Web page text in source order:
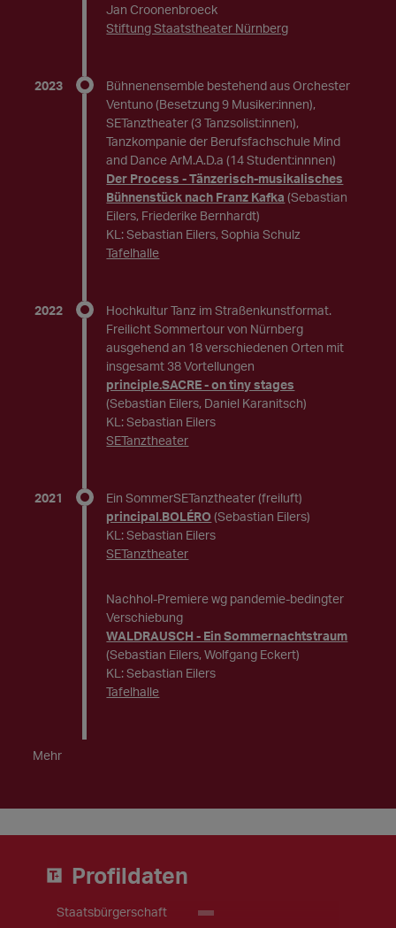
Jan Croonenbroeck
Stiftung Staatstheater Nürnberg
2023
Bühnenensemble bestehend aus Orchester
Ventuno (Besetzung 9 Musiker:innen),
SETanztheater (3 Tanzsolist:innen),
Tanzkompanie der Berufsfachschule Mind
and Dance ArM.A.D.a (14 Student:innnen)
Der Process - Tänzerisch-musikalisches
Bühnenstück nach Franz Kafka (Sebastian
Eilers, Friederike Bernhardt)
KL: Sebastian Eilers, Sophia Schulz
Tafelhalle
2022
Hochkultur Tanz im Straßenkunstformat.
Freilicht Sommertour von Nürnberg
ausgehend an 18 verschiedenen Orten mit
insgesamt 38 Vortellungen
principle.SACRE - on tiny stages
(Sebastian Eilers, Daniel Karanitsch)
KL: Sebastian Eilers
SETanztheater
2021
Ein SommerSETanztheater (freiluft)
principal.BOLÉRO (Sebastian Eilers)
KL: Sebastian Eilers
SETanztheater
Nachhol-Premiere wg pandemie-bedingter
Verschiebung
WALDRAUSCH - Ein Sommernachtstraum
(Sebastian Eilers, Wolfgang Eckert)
KL: Sebastian Eilers
Tafelhalle
Mehr
Profildaten
Staatsbürgerschaft EU